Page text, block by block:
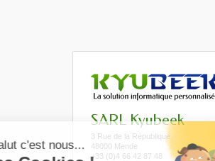
SARL Kyubeek
3 Rue de la République
48000 Mende
+33 (0)4 66 42 87 48